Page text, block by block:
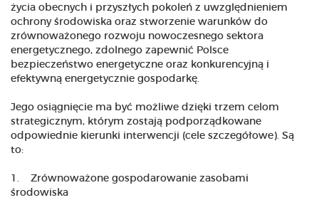
życia obecnych i przyszłych pokoleń z uwzględnieniem
ochrony środowiska oraz stworzenie warunków do
zrównoważonego rozwoju nowoczesnego sektora
energetycznego, zdolnego zapewnić Polsce
bezpieczeństwo energetyczne oraz konkurencyjną i
efektywną energetycznie gospodarkę.
Jego osiągnięcie ma być możliwe dzięki trzem celom
strategicznym, którym zostają podporządkowane
odpowiednie kierunki interwencji (cele szczegółowe). Są
to:
1. Zrównoważone gospodarowanie zasobami
środowiska